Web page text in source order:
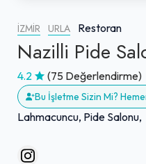
İZMIR URLA Restoran
Nazilli Pide
4.2 (75 Değerlendirme)
Bu İşletme Sizin Mi?
Lahmacuncu, Pide Salonu,